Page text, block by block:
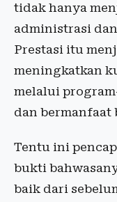
tidak hanya
administrasi
Prestasi itu
meningkatkan
melalui
dan bermanfaat
Tentu ini
bukti
baik dari